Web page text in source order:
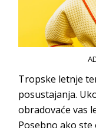
Tropske letnje
posustajanja.
obradovaće vas
Posebno ako